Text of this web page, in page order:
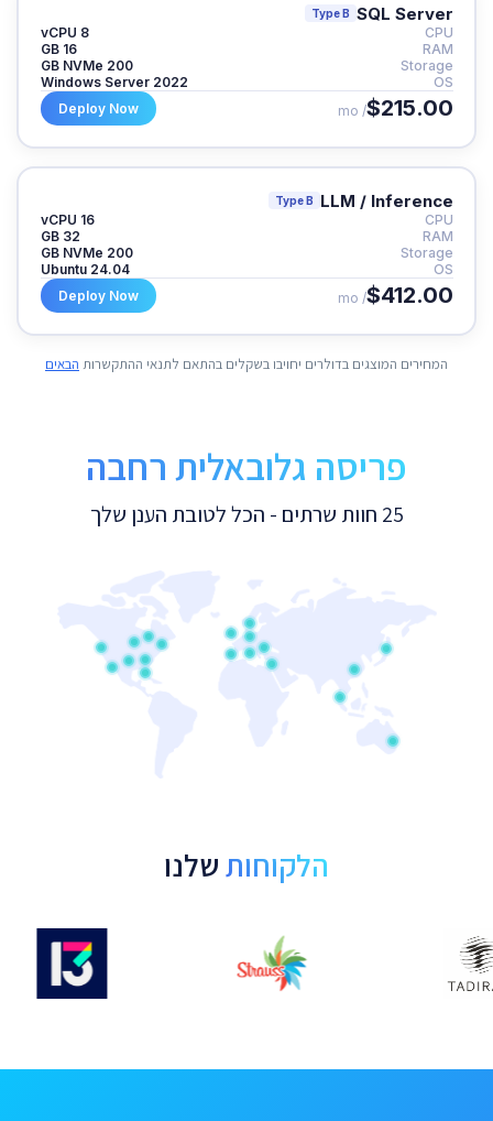
SQL Server
Type B
CPU
8 vCPU
RAM
16 GB
Storage
200 GB NVMe
OS
Windows Server 2022
$215.00
/ mo
Deploy Now
LLM / Inference
Type B
CPU
16 vCPU
RAM
32 GB
Storage
200 GB NVMe
OS
Ubuntu 24.04
$412.00
/ mo
Deploy Now
המחירים המוצגים בדולרים יחויבו בשקלים בהתאם לתנאי ההתקשרות הבאים
פריסה גלובאלית רחבה
25 חוות שרתים - הכל לטובת הענן שלך
הלקוחותשלנו